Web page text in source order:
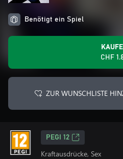
Benötigt ein Spiel
CHF
ZUR WUNSCHLISTE
PEGI 12
Kraftausdrücke, Sex